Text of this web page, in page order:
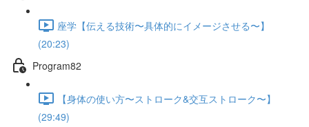
座学【伝える技術〜具体的にイメージさせる〜】
(20:23)
Program82
【身体の使い方〜ストローク&交互ストローク〜】
(29:49)